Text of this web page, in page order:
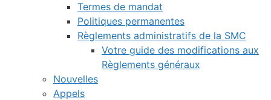
Termes de mandat
Politiques permanentes
Règlements administratifs de la SMC
Votre guide des modifications aux
Règlements généraux
Nouvelles
Appels